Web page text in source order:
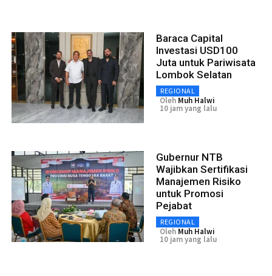
Baraca Capital
Investasi USD100
Juta untuk Pariwisata
Lombok Selatan
REGIONAL
Oleh Muh Halwi
10 jam yang lalu
Gubernur NTB
Wajibkan Sertifikasi
Manajemen Risiko
untuk Promosi
Pejabat
REGIONAL
Oleh Muh Halwi
10 jam yang lalu